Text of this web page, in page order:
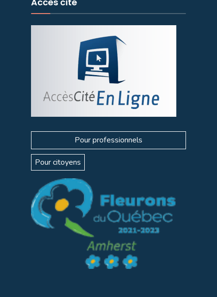
Pour professionnels
Pour citoyens